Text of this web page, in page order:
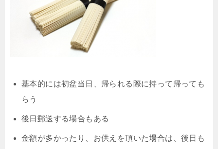
基本的には初盆当日、帰られる際に持って帰っても
らう
後日郵送する場合もある
金額が多かったり、お供えを頂いた場合は、後日も